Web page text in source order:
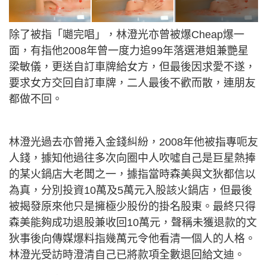
除了被指「𡁻完唱」，林澄光亦曾被爆Cheap爆一
面，有指他2008年曾一度力追99年落選港姐兼艷星
梁敏儀，更送自訂車牌給女方，但最後因求愛不遂，
要求女方交回自訂車牌，二人最後不歡而散，連朋友
都做不回。
林澄光過去亦曾捲入金錢糾紛，2008年他被指專呃友
人錢，據知他過往多次向圈中人吹噓自己是巨星熱捧
的某火鍋店大老闆之一，據指當時森美與文狄都信以
為真，分別投資10萬及5萬元入股該火鍋店，但最後
被揭發原來他只是擁極少股份的掛名股東。最終只得
森美能夠成功退股兼收回10萬元，聲稱未獲退款的文
狄事後向傳媒爆料指幾萬元令他看清一個人的人格。
林澄光受訪時澄清自己已將款項全數退回給文迪。